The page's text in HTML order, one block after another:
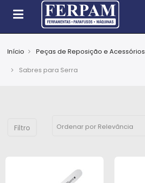
EPIs
Início Peças de Reposição e Acessórios
Sabres para Serra